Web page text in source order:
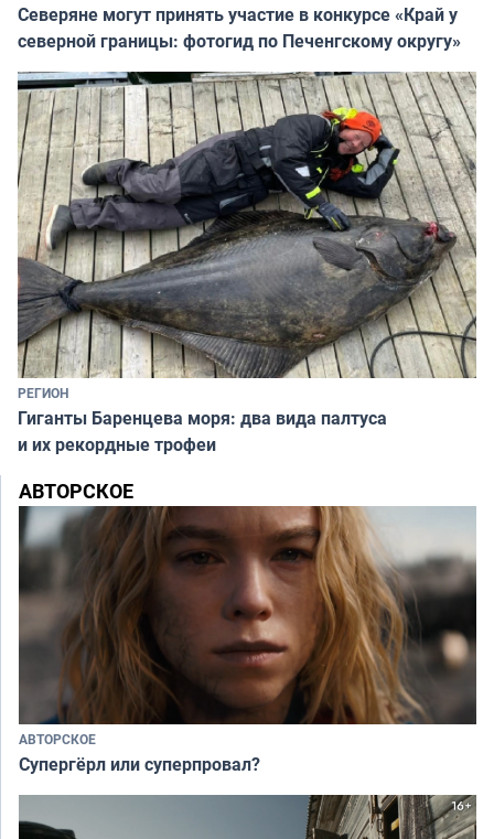
Северяне могут принять участие в конкурсе «Край у
северной границы: фотогид по Печенгскому округу»
РЕГИОН
Гиганты Баренцева моря: два вида палтуса
и их рекордные трофеи
АВТОРСКОЕ
АВТОРСКОЕ
Супергёрл или суперпровал?